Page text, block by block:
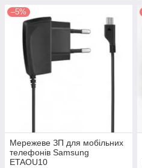
–5%
Мережеве ЗП для мобільних
телефонів Samsung
ETAOU10